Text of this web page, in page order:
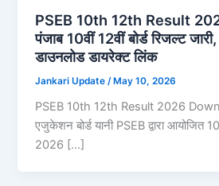
PSEB 10th 12th Result
पंजाब 10वीं 12वीं बोर्ड रिजल्ट
डाउनलोड डायरेक्ट लिंक
Jankari Update /May 10, 2026
PSEB 10th 12th Result 2026
एजुकेशन बोर्ड यानी PSEB द्वारा आयोजित
2026 […]